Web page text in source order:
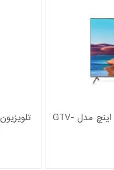
تلویزیون هوشمند جی پلاس 65 اینچ مدل GTV-